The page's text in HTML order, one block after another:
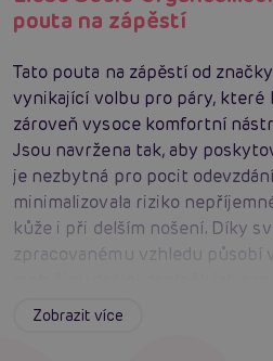
pouta na zápěstí
Tato pouta na zápěstí od
vynikající volbu pro páry, které
zároveň vysoce komfortní
Jsou navržena tak, aby
je nezbytná pro pocit
minimalizovala riziko
kůže i při delším nošení. Díky
zpracovanému vzhledu působí
zkušenější příznivce svazování.
Zobrazit více